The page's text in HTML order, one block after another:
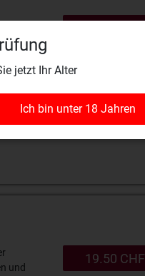
jetzt Ihr Alter
Ich bin unter 18 Jahren
und
19.50 CHF